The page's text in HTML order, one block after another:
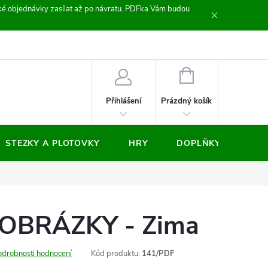
objednávky zasílat až po návratu. PDFka Vám budou
Přihlášení
NÁKUPNÍ
Prázdný košík
STEZKY A PLOTOVKY HRY DOPLŇKY
- Zima
hodnocení Kód produktu: 141/PDF